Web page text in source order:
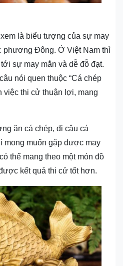
là biểu tượng của sự may
phương Đông. Ở Việt Nam thì
sự may mắn và dễ đỗ đạt.
nói quen thuộc “Cá chép
việc thi cử thuận lợi, mang
ăn cá chép, đi câu cá
muốn gặp được may
thể mang theo một món đồ
kết quả thi cử tốt hơn.